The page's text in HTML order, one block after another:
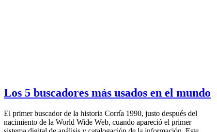
Los 5 buscadores más usados en el mundo
El primer buscador de la historia Corría 1990, justo después del
nacimiento de la World Wide Web, cuando apareció el primer